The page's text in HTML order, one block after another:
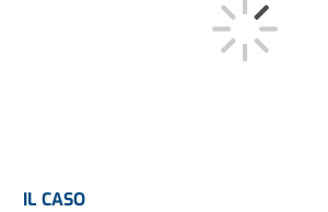
IL CASO